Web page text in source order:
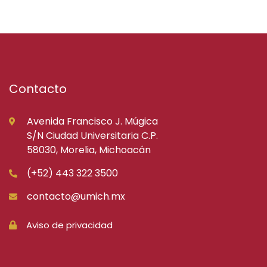
Contacto
Avenida Francisco J. Múgica
S/N Ciudad Universitaria C.P.
58030, Morelia, Michoacán
(+52) 443 322 3500
contacto@umich.mx
Aviso de privacidad